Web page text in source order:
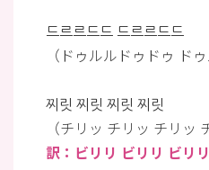
드르르드드 드르르드드
（ドゥルルドゥドゥ ド
찌릿 찌릿 찌릿 찌릿
（チリッ チリッ チリッ
訳：ビリリ ビリリ ビリ